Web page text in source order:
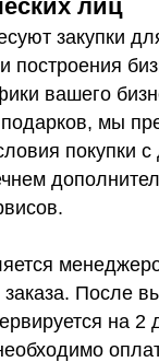
лиц
закупки
построения
вашего
подарков, мы
покупки с
После
на 2